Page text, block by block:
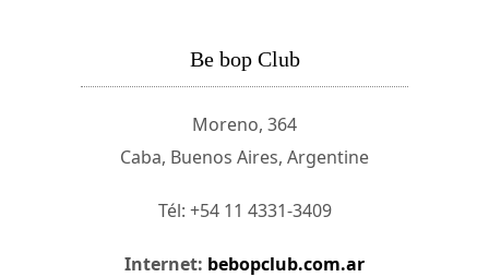
Be bop Club
Moreno, 364
Caba, Buenos Aires, Argentine
Tél: +54 11 4331-3409
Internet: bebopclub.com.ar